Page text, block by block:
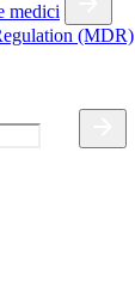
medici
(MDR)